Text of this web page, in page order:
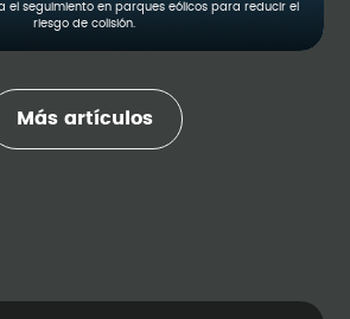
el seguimiento en parques eólicos para reducir el
riesgo de colisión.
Más artículos